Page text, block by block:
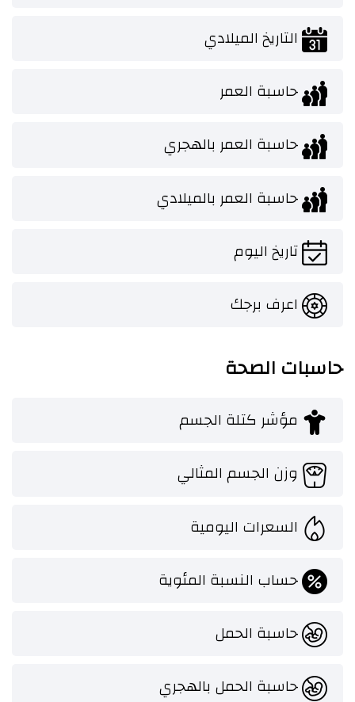
التاريخ الميلادي
حاسبة العمر
حاسبة العمر بالهجري
حاسبة العمر بالميلادي
تاريخ اليوم
اعرف برجك
حاسبات الصحة
مؤشر كتلة الجسم
وزن الجسم المثالي
السعرات اليومية
حساب النسبة المئوية
حاسبة الحمل
حاسبة الحمل بالهجري